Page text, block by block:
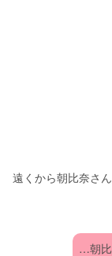
遠くから朝比奈さ
…朝比